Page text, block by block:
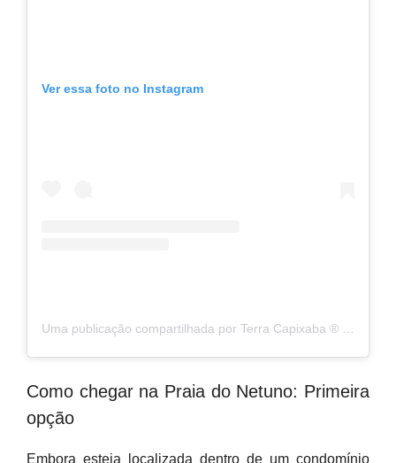
Ver essa foto no Instagram
Como chegar na Praia do Netuno: Primeira
opção
Embora esteja localizada dentro de um condomínio